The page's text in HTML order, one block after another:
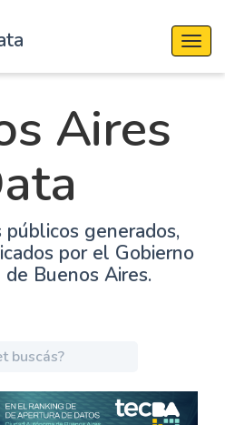
Aires
generados,
por el Gobierno
Buenos Aires.